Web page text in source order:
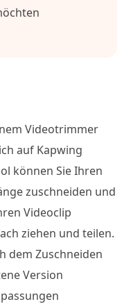
Videotrimmer
auf Kapwing
können Sie Ihren
zuschneiden und
Videoclip
ziehen und teilen.
dem Zuschneiden
Version